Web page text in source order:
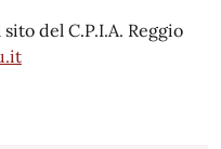
sito del C.P.I.A. Reggio